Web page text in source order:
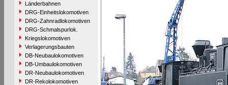
Länderbahnen
DRG-Einheitslokomotiven
DRG-Zahnradlokomotiven
DRG-Schmalspurlok.
Kriegslokomotiven
Verlagerungsbauten
DB-Neubaulokomotiven
DB-Umbaulokomotiven
DR-Neubaulokomotiven
DR-Rekolokomotiven